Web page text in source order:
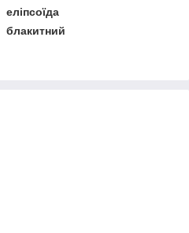
еліпсоїда
блакитний